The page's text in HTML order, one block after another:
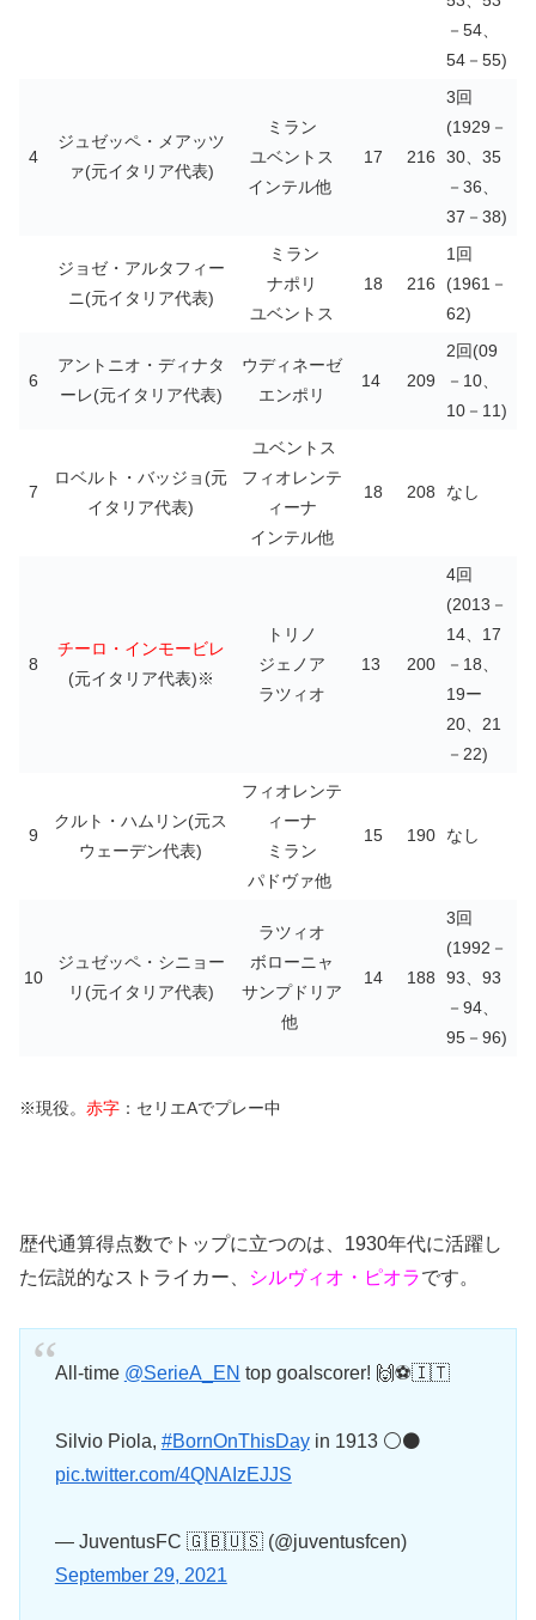
－54、
54－55)
4
ジュゼッペ・メアッツ
ァ(元イタリア代表)
ミラン
ユベントス
インテル他
17 216
3回
(1929－
30、35
－36、
37－38)
ジョゼ・アルタフィー
ニ(元イタリア代表)
ミラン
ナポリ
ユベントス
18 216
1回
(1961－
62)
6
アントニオ・ディナタ
ーレ(元イタリア代表)
ウディネーゼ
エンポリ
14 209
2回(09
－10、
10－11)
7
ロベルト・バッジョ(元
イタリア代表)
ユベントス
フィオレンテ
ィーナ
インテル他
18 208 なし
8
チーロ・インモービレ
(元イタリア代表)※
トリノ
ジェノア
ラツィオ
13 200
4回
(2013－
14、17
－18、
19ー
20、21
－22)
9
クルト・ハムリン(元ス
ウェーデン代表)
フィオレンテ
ィーナ
ミラン
パドヴァ他
15 190 なし
10
ジュゼッペ・シニョー
リ(元イタリア代表)
ラツィオ
ボローニャ
サンプドリア
他
14 188
3回
(1992－
93、93
－94、
95－96)
※現役。 赤字 ：セリエAでプレー中
歴代通算得点数でトップに立つのは、1930年代に活躍し
た伝説的なストライカー、
シルヴィオ・ピオラです。
All-time @SerieA_EN top goalscorer! 🙌⚽️🇮🇹
Silvio Piola, #BornOnThisDayin 1913 ⚪️⚫️
pic.twitter.com/4QNAIzEJJS
— JuventusFC 🇬🇧🇺🇸 (@juventusfcen)
September 29, 2021